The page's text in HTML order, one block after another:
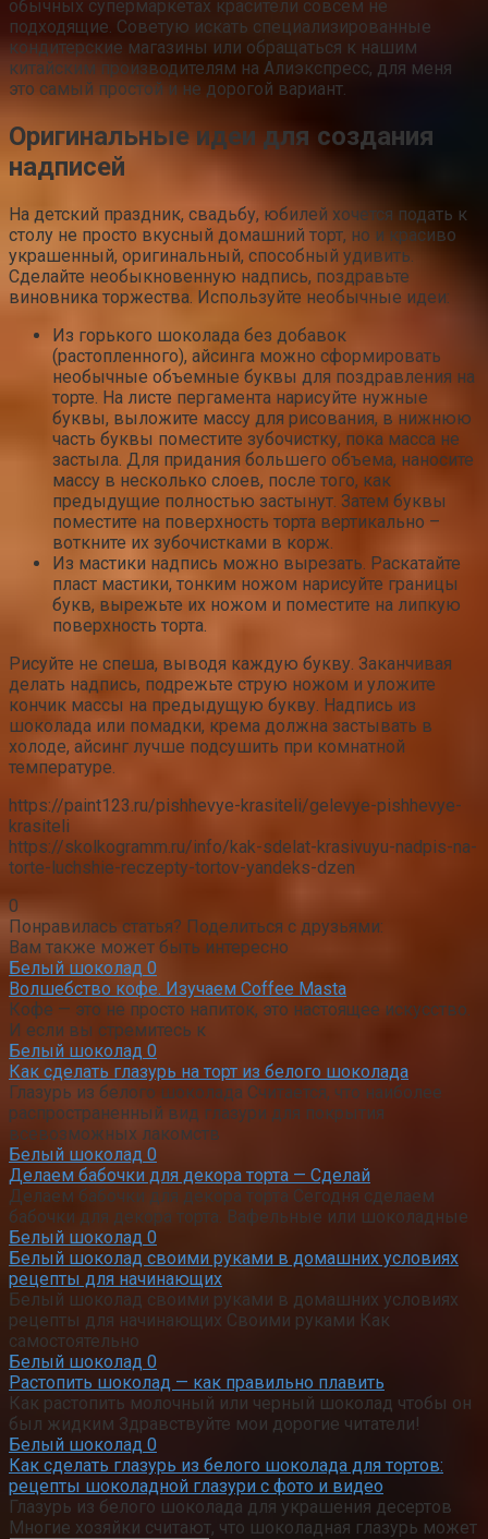
обычных супермаркетах красители совсем не
подходящие. Советую искать специализированные
кондитерские магазины или обращаться к нашим
китайским производителям на Алиэкспресс, для меня
это самый простой и не дорогой вариант.
Оригинальные идеи для создания
надписей
На детский праздник, свадьбу, юбилей хочется подать к
столу не просто вкусный домашний торт, но и красиво
украшенный, оригинальный, способный удивить.
Сделайте необыкновенную надпись, поздравьте
виновника торжества. Используйте необычные идеи:
Из горького шоколада без добавок
(растопленного), айсинга можно сформировать
необычные объемные буквы для поздравления на
торте. На листе пергамента нарисуйте нужные
буквы, выложите массу для рисования, в нижнюю
часть буквы поместите зубочистку, пока масса не
застыла. Для придания большего объема, наносите
массу в несколько слоев, после того, как
предыдущие полностью застынут. Затем буквы
поместите на поверхность торта вертикально –
воткните их зубочистками в корж.
Из мастики надпись можно вырезать. Раскатайте
пласт мастики, тонким ножом нарисуйте границы
букв, вырежьте их ножом и поместите на липкую
поверхность торта.
Рисуйте не спеша, выводя каждую букву. Заканчивая
делать надпись, подрежьте струю ножом и уложите
кончик массы на предыдущую букву. Надпись из
шоколада или помадки, крема должна застывать в
холоде, айсинг лучше подсушить при комнатной
температуре.
https://paint123.ru/pishhevye-krasiteli/gelevye-pishhevye-
krasiteli
https://skolkogramm.ru/info/kak-sdelat-krasivuyu-nadpis-na-
torte-luchshie-reczepty-tortov-yandeks-dzen
0
Понравилась статья? Поделиться с друзьями:
Вам также может быть интересно
Белый шоколад 0
Волшебство кофе. Изучаем Coffee Masta
Кофе — это не просто напиток, это настоящее искусство.
И если вы стремитесь к
Белый шоколад 0
Как сделать глазурь на торт из белого шоколада
Глазурь из белого шоколада Считается, что наиболее
распространенный вид глазури для покрытия
всевозможных лакомств
Белый шоколад 0
Делаем бабочки для декора торта — Сделай
Делаем бабочки для декора торта Сегодня сделаем
бабочки для декора торта. Вафельные или шоколадные
Белый шоколад 0
Белый шоколад своими руками в домашних условиях
рецепты для начинающих
Белый шоколад своими руками в домашних условиях
рецепты для начинающих Своими руками Как
самостоятельно
Белый шоколад 0
Растопить шоколад — как правильно плавить
Как растопить молочный или черный шоколад чтобы он
был жидким Здравствуйте мои дорогие читатели!
Белый шоколад 0
Как сделать глазурь из белого шоколада для тортов:
рецепты шоколадной глазури с фото и видео
Глазурь из белого шоколада для украшения десертов
Многие хозяйки считают, что шоколадная глазурь может